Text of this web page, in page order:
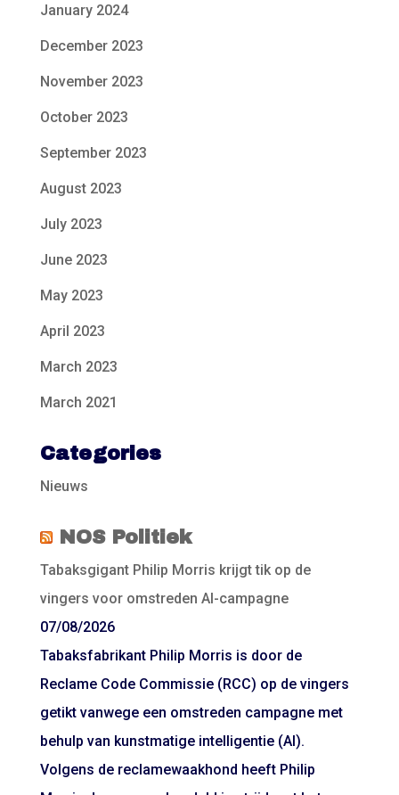
January 2024
December 2023
November 2023
October 2023
September 2023
August 2023
July 2023
June 2023
May 2023
April 2023
March 2023
March 2021
Categories
Nieuws
NOS Politiek
Tabaksgigant Philip Morris krijgt tik op de
vingers voor omstreden AI-campagne
07/08/2026
Tabaksfabrikant Philip Morris is door de
Reclame Code Commissie (RCC) op de vingers
getikt vanwege een omstreden campagne met
behulp van kunstmatige intelligentie (AI).
Volgens de reclamewaakhond heeft Philip